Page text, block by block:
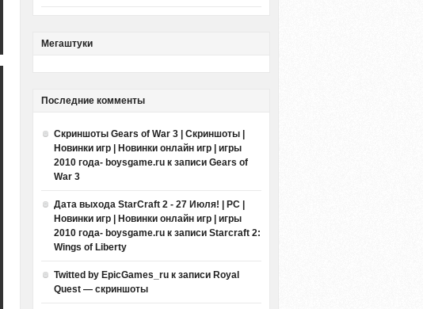
Мегаштуки
Последние комменты
Скриншоты Gears of War 3 | Скриншоты |
Новинки игр | Новинки онлайн игр | игры
2010 года- boysgame.ru к записи Gears of
War 3
Дата выхода StarCraft 2 - 27 Июля! | PC |
Новинки игр | Новинки онлайн игр | игры
2010 года- boysgame.ru к записи Starcraft 2:
Wings of Liberty
Twitted by EpicGames_ru к записи Royal
Quest — скриншоты